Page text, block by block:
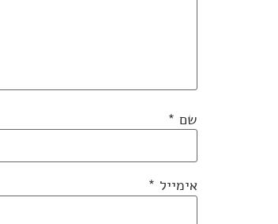
שם *
אימייל *